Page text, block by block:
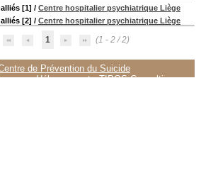
[1] / Centre hospitalier psychiatrique Liège
[2] / Centre hospitalier psychiatrique Liège
1 (1 - 2 / 2)
de Prévention du Suicide
Hébergement :TIPOS Consulting